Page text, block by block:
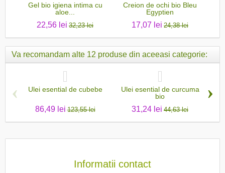
Gel bio igiena intima cu
aloe...
22,56 lei 32,23 lei
Creion de ochi bio Bleu
Egyptien
17,07 lei 24,38 lei
Va recomandam alte 12 produse din aceeasi categorie:
Ulei esential de cubebe
86,49 lei 123,55 lei
Ulei esential de curcuma
bio
31,24 lei 44,63 lei
‹ ›
Informatii contact